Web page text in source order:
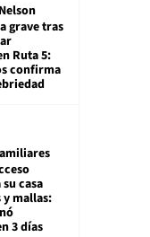
Nelson
grave tras
Ruta 5:
confirma
casa
mallas:
3 días